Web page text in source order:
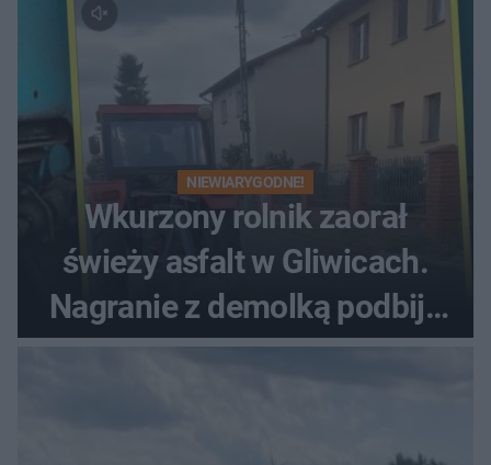
NIEWIARYGODNE!
Wkurzony rolnik zaorał
świeży asfalt w Gliwicach.
Nagranie z demolką podbija
sieć